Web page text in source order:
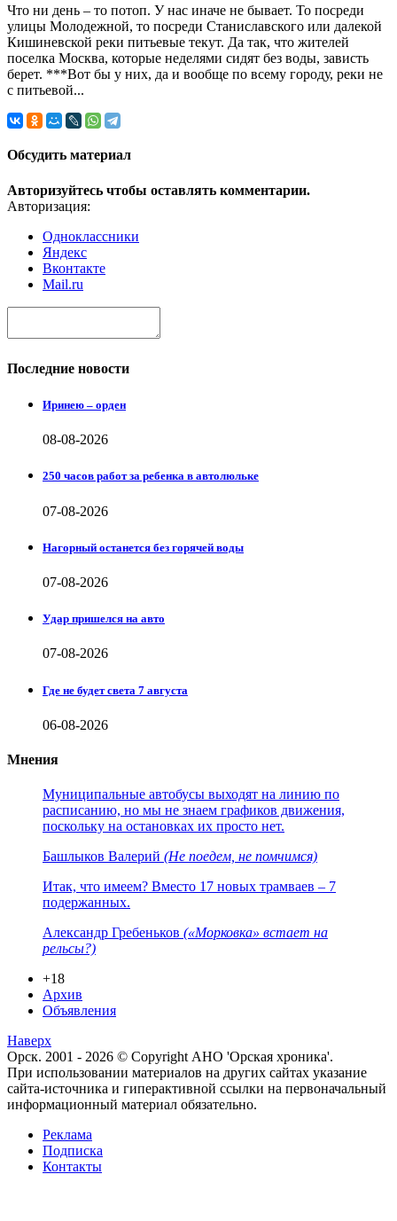
Что ни день – то потоп. У нас иначе не бывает. То посреди
улицы Молодежной, то посреди Станиславского или далекой
Кишиневской реки питьевые текут. Да так, что жителей
поселка Москва, которые неделями сидят без воды, зависть
берет. ***Вот бы у них, да и вообще по всему городу, реки не
с питьевой...
Обсудить материал
Авторизуйтесь чтобы оставлять комментарии.
Авторизация:
Одноклассники
Яндекс
Вконтакте
Mail.ru
Последние новости
Иринею – орден
08-08-2026
250 часов работ за ребенка в автолюльке
07-08-2026
Нагорный останется без горячей воды
07-08-2026
Удар пришелся на авто
07-08-2026
Где не будет света 7 августа
06-08-2026
Мнения
Муниципальные автобусы выходят на линию по
расписанию, но мы не знаем графиков движения,
поскольку на остановках их просто нет.
Башлыков Валерий (Не поедем, не помчимся)
Итак, что имеем? Вместо 17 новых трамваев – 7
подержанных.
Александр Гребеньков («Морковка» встает на
рельсы?)
+18
Архив
Объявления
Наверх
Орск. 2001 - 2026 © Copyright АНО 'Орская хроника'.
При использовании материалов на других сайтах указание
сайта-источника и гиперактивной ссылки на первоначальный
информационный материал обязательно.
Реклама
Подписка
Контакты